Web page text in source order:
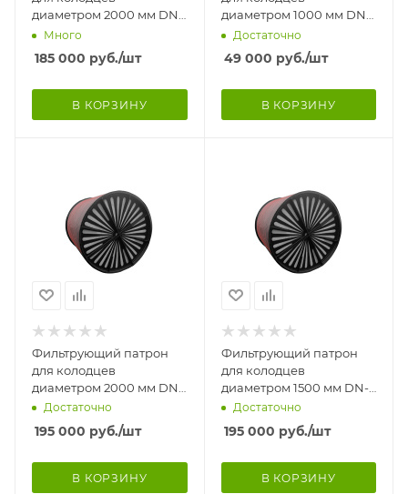
диаметром 2000 мм DN-
1920 мм, Н-1200 мм. С
переливной трубой
Много
185 000 руб./шт
В КОРЗИНУ
диаметром 1000 мм DN-
920 мм, Н-600 мм.
Патрон комплектуется
полимерн
Достаточно
49 000 руб./шт
В КОРЗИНУ
Фильтрующий патрон
для колодцев
диаметром 2000 мм DN-
1920 мм, Н-1200 мм.
Патрон комплектуется
полиме
Достаточно
195 000 руб./шт
В КОРЗИНУ
Фильтрующий патрон
для колодцев
диаметром 1500 мм DN-
1420 мм, Н-1800 мм.
Патрон комплектуется
полиме
Достаточно
195 000 руб./шт
В КОРЗИНУ